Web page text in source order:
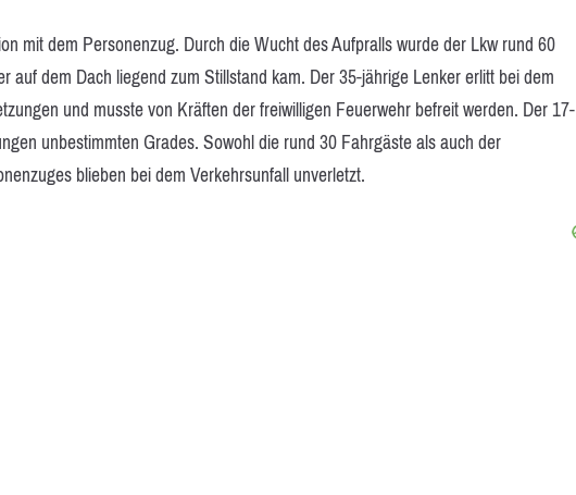
mit dem Personenzug. Durch die Wucht des Aufpralls wurde der Lkw rund 60
auf dem Dach liegend zum Stillstand kam. Der 35-jährige Lenker erlitt bei dem
und musste von Kräften der freiwilligen Feuerwehr befreit werden. Der 17-
unbestimmten Grades. Sowohl die rund 30 Fahrgäste als auch der
blieben bei dem Verkehrsunfall unverletzt.